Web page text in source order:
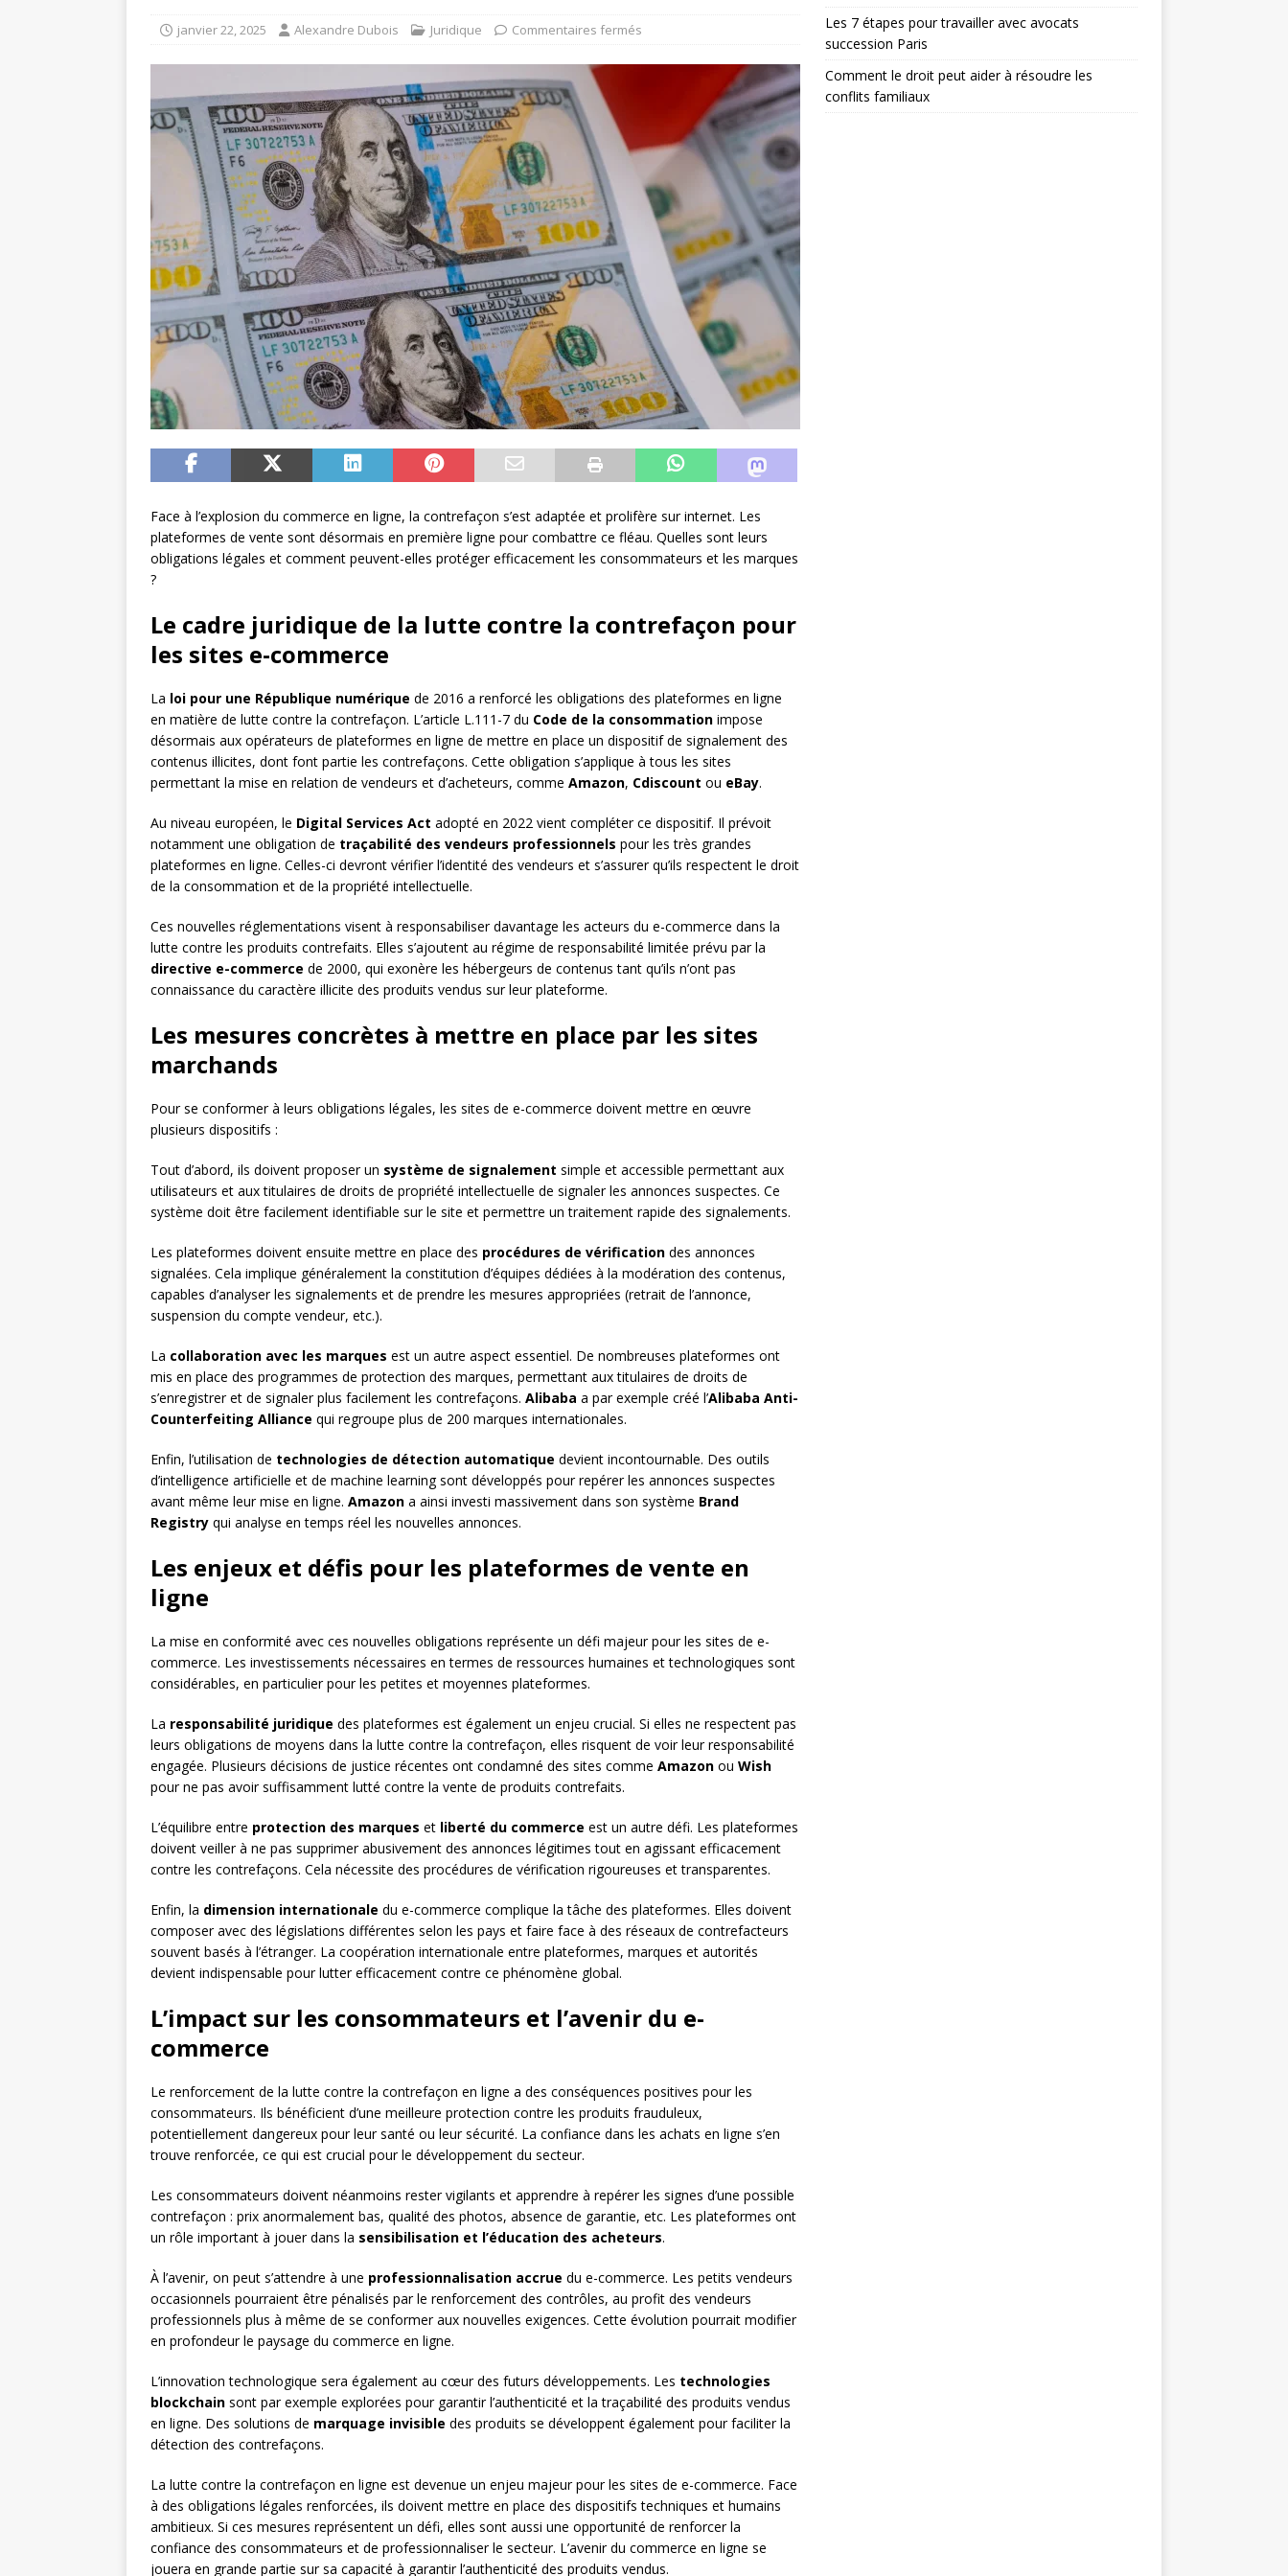
janvier 22, 2025 Alexandre Dubois Juridique Commentaires fermés
Face à l’explosion du commerce en ligne, la contrefaçon s’est adaptée et prolifère sur internet. Les
plateformes de vente sont désormais en première ligne pour combattre ce fléau. Quelles sont leurs
obligations légales et comment peuvent-elles protéger efficacement les consommateurs et les marques
?
Le cadre juridique de la lutte contre la contrefaçon pour
les sites e-commerce
La loi pour une République numérique de 2016 a renforcé les obligations des plateformes en ligne
en matière de lutte contre la contrefaçon. L’article L.111-7 du Code de la consommation impose
désormais aux opérateurs de plateformes en ligne de mettre en place un dispositif de signalement des
contenus illicites, dont font partie les contrefaçons. Cette obligation s’applique à tous les sites
permettant la mise en relation de vendeurs et d’acheteurs, comme Amazon, Cdiscount ou eBay.
Au niveau européen, le Digital Services Act adopté en 2022 vient compléter ce dispositif. Il prévoit
notamment une obligation de traçabilité des vendeurs professionnels pour les très grandes
plateformes en ligne. Celles-ci devront vérifier l’identité des vendeurs et s’assurer qu’ils respectent le droit
de la consommation et de la propriété intellectuelle.
Ces nouvelles réglementations visent à responsabiliser davantage les acteurs du e-commerce dans la
lutte contre les produits contrefaits. Elles s’ajoutent au régime de responsabilité limitée prévu par la
directive e-commerce de 2000, qui exonère les hébergeurs de contenus tant qu’ils n’ont pas
connaissance du caractère illicite des produits vendus sur leur plateforme.
Les mesures concrètes à mettre en place par les sites
marchands
Pour se conformer à leurs obligations légales, les sites de e-commerce doivent mettre en œuvre
plusieurs dispositifs :
Tout d’abord, ils doivent proposer un système de signalement simple et accessible permettant aux
utilisateurs et aux titulaires de droits de propriété intellectuelle de signaler les annonces suspectes. Ce
système doit être facilement identifiable sur le site et permettre un traitement rapide des signalements.
Les plateformes doivent ensuite mettre en place des procédures de vérification des annonces
signalées. Cela implique généralement la constitution d’équipes dédiées à la modération des contenus,
capables d’analyser les signalements et de prendre les mesures appropriées (retrait de l’annonce,
suspension du compte vendeur, etc.).
La collaboration avec les marques est un autre aspect essentiel. De nombreuses plateformes ont
mis en place des programmes de protection des marques, permettant aux titulaires de droits de
s’enregistrer et de signaler plus facilement les contrefaçons. Alibaba a par exemple créé l’Alibaba Anti-
Counterfeiting Alliance qui regroupe plus de 200 marques internationales.
Enfin, l’utilisation de technologies de détection automatique devient incontournable. Des outils
d’intelligence artificielle et de machine learning sont développés pour repérer les annonces suspectes
avant même leur mise en ligne. Amazon a ainsi investi massivement dans son système Brand
Registry qui analyse en temps réel les nouvelles annonces.
Les enjeux et défis pour les plateformes de vente en
ligne
La mise en conformité avec ces nouvelles obligations représente un défi majeur pour les sites de e-
commerce. Les investissements nécessaires en termes de ressources humaines et technologiques sont
considérables, en particulier pour les petites et moyennes plateformes.
La responsabilité juridique des plateformes est également un enjeu crucial. Si elles ne respectent pas
leurs obligations de moyens dans la lutte contre la contrefaçon, elles risquent de voir leur responsabilité
engagée. Plusieurs décisions de justice récentes ont condamné des sites comme Amazon ou Wish
pour ne pas avoir suffisamment lutté contre la vente de produits contrefaits.
L’équilibre entre protection des marques et liberté du commerce est un autre défi. Les plateformes
doivent veiller à ne pas supprimer abusivement des annonces légitimes tout en agissant efficacement
contre les contrefaçons. Cela nécessite des procédures de vérification rigoureuses et transparentes.
Enfin, la dimension internationale du e-commerce complique la tâche des plateformes. Elles doivent
composer avec des législations différentes selon les pays et faire face à des réseaux de contrefacteurs
souvent basés à l’étranger. La coopération internationale entre plateformes, marques et autorités
devient indispensable pour lutter efficacement contre ce phénomène global.
L’impact sur les consommateurs et l’avenir du e-
commerce
Le renforcement de la lutte contre la contrefaçon en ligne a des conséquences positives pour les
consommateurs. Ils bénéficient d’une meilleure protection contre les produits frauduleux,
potentiellement dangereux pour leur santé ou leur sécurité. La confiance dans les achats en ligne s’en
trouve renforcée, ce qui est crucial pour le développement du secteur.
Les consommateurs doivent néanmoins rester vigilants et apprendre à repérer les signes d’une possible
contrefaçon : prix anormalement bas, qualité des photos, absence de garantie, etc. Les plateformes ont
un rôle important à jouer dans la sensibilisation et l’éducation des acheteurs.
À l’avenir, on peut s’attendre à une professionnalisation accrue du e-commerce. Les petits vendeurs
occasionnels pourraient être pénalisés par le renforcement des contrôles, au profit des vendeurs
professionnels plus à même de se conformer aux nouvelles exigences. Cette évolution pourrait modifier
en profondeur le paysage du commerce en ligne.
L’innovation technologique sera également au cœur des futurs développements. Les technologies
blockchain sont par exemple explorées pour garantir l’authenticité et la traçabilité des produits vendus
en ligne. Des solutions de marquage invisible des produits se développent également pour faciliter la
détection des contrefaçons.
La lutte contre la contrefaçon en ligne est devenue un enjeu majeur pour les sites de e-commerce. Face
à des obligations légales renforcées, ils doivent mettre en place des dispositifs techniques et humains
ambitieux. Si ces mesures représentent un défi, elles sont aussi une opportunité de renforcer la
confiance des consommateurs et de professionnaliser le secteur. L’avenir du commerce en ligne se
jouera en grande partie sur sa capacité à garantir l’authenticité des produits vendus.
Les 7 étapes pour travailler avec avocats
succession Paris
Comment le droit peut aider à résoudre les
conflits familiaux